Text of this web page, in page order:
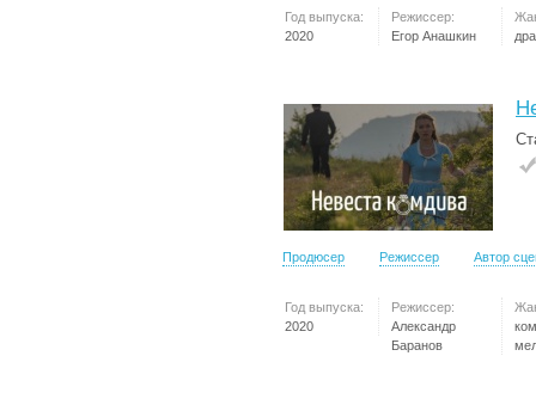
Год выпуска:
2020
Режиссер:
Егор Анашкин
Продюсер Режиссер Автор
Год выпуска:
2020
Режиссер:
Александр
Баранов